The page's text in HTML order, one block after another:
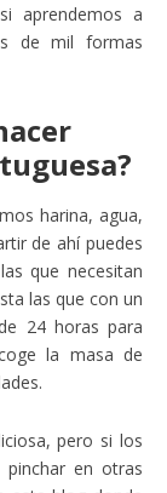
aprendemos a
de mil formas
harina, agua,
de ahí puedes
que necesitan
las que con un
24 horas para
la masa de
pero si los
en otras